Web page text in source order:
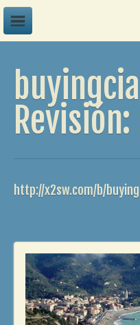
G
Revisión:
http://x2sw.com/b/